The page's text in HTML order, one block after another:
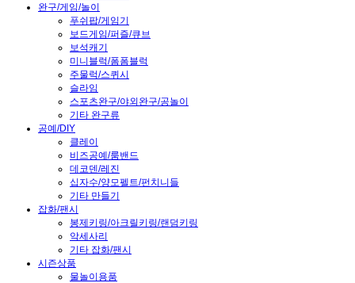
완구/게임/놀이
푸쉬팝/게임기
보드게임/퍼즐/큐브
보석캐기
미니블럭/폼폼블럭
주물럭/스퀴시
슬라임
스포츠완구/야외완구/공놀이
기타 완구류
공예/DIY
클레이
비즈공예/룸밴드
데코덴/레진
십자수/양모펠트/펀치니들
기타 만들기
잡화/팬시
봉제키링/아크릴키링/랜덤키링
악세사리
기타 잡화/팬시
시즌상품
물놀이용품